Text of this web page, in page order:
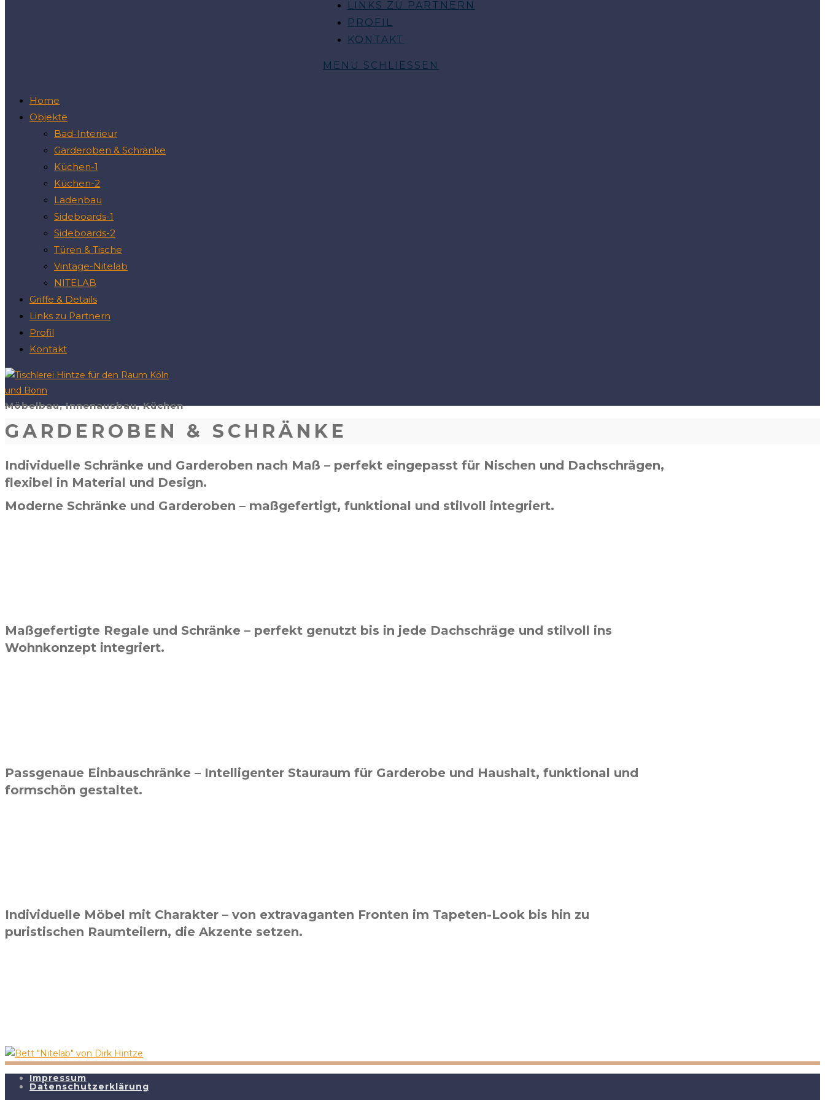
LINKS ZU PARTNERN
PROFIL
KONTAKT
MENÜ SCHLIESSEN
Home
Objekte
Bad-Interieur
Garderoben & Schränke
Küchen-1
Küchen-2
Ladenbau
Sideboards-1
Sideboards-2
Türen & Tische
Vintage-Nitelab
NITELAB
Griffe & Details
Links zu Partnern
Profil
Kontakt
Möbelbau, Innenausbau, Küchen
GARDEROBEN & SCHRÄNKE
Individuelle Schränke und Garderoben nach Maß – perfekt eingepasst für Nischen und Dachschrägen,
flexibel in Material und Design.
Moderne Schränke und Garderoben – maßgefertigt, funktional und stilvoll integriert.
Maßgefertigte Regale und Schränke – perfekt genutzt bis in jede Dachschräge und stilvoll ins
Wohnkonzept integriert.
Passgenaue Einbauschränke – Intelligenter Stauraum für Garderobe und Haushalt, funktional und
formschön gestaltet.
Individuelle Möbel mit Charakter – von extravaganten Fronten im Tapeten-Look bis hin zu
puristischen Raumteilern, die Akzente setzen.
Impressum
Datenschutzerklärung